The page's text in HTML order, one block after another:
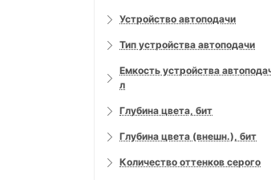
Устройство автоподачи
Тип устройства автоподачи
Емкость устройства
л
Глубина цвета, бит
Глубина цвета (внешн.), бит
Количество оттенков серого